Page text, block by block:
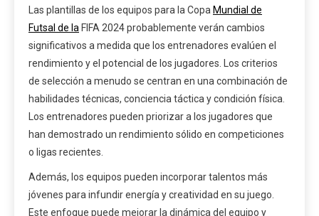
Las plantillas de los equipos para la Copa Mundial de
Futsal de la FIFA 2024 probablemente verán cambios
significativos a medida que los entrenadores evalúen el
rendimiento y el potencial de los jugadores. Los criterios
de selección a menudo se centran en una combinación de
habilidades técnicas, conciencia táctica y condición física.
Los entrenadores pueden priorizar a los jugadores que
han demostrado un rendimiento sólido en competiciones
o ligas recientes.
Además, los equipos pueden incorporar talentos más
jóvenes para infundir energía y creatividad en su juego.
Este enfoque puede mejorar la dinámica del equipo y